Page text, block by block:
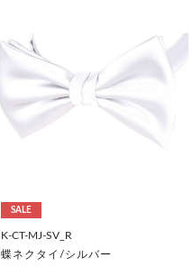
SALE
K-CT-MJ-SV_R
蝶ネクタイ/シルバー